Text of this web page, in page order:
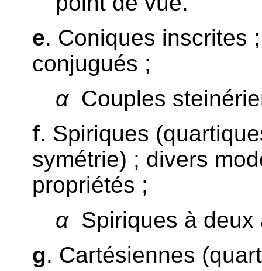
e. Coniques inscrites
conjugués ;
αCouples
f. Spiriques
symétrie) ; divers
propriétés ;
αSpiriques à deux
g. Cartésiennes